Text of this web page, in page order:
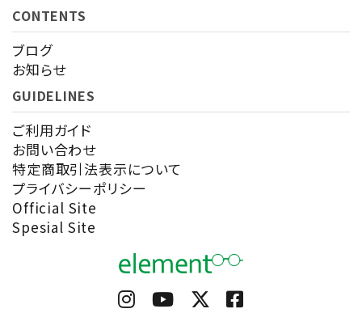
CONTENTS
ブログ
お知らせ
GUIDELINES
ご利用ガイド
お問い合わせ
特定商取引法表示について
プライバシーポリシー
Official Site
Spesial Site